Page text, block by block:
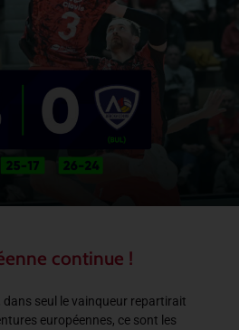
continue !
seul le vainqueur repartirait
européennes, ce sont les